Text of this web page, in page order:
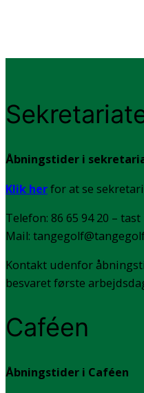
Åbningstider i
Klik herfor at se
Telefon: 86 65 94 20 – tast
Mail:
Kontakt udenfor
besvaret første
Caféen
Åbningstider i Caféen